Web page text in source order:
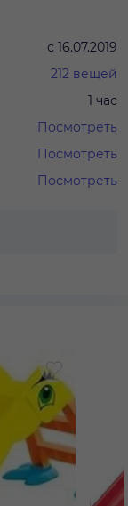
с 16.07.2019
212 вещей
1 час
Посмотреть
Посмотреть
Посмотреть